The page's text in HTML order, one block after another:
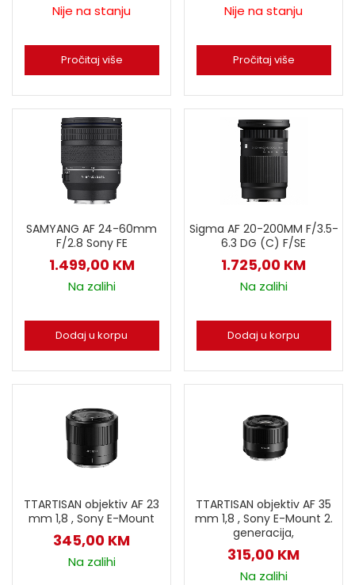
Nije na stanju
Pročitaj više
Nije na stanju
Pročitaj više
SAMYANG AF 24-60mm
F/2.8 Sony FE
1.499,00 KM
Na zalihi
Dodaj u korpu
Sigma AF 20-200MM F/3.5-
6.3 DG (C) F/SE
1.725,00 KM
Na zalihi
Dodaj u korpu
TTARTISAN objektiv AF 23
mm 1,8 , Sony E-Mount
345,00 KM
Na zalihi
TTARTISAN objektiv AF 35
mm 1,8 , Sony E-Mount 2.
generacija,
315,00 KM
Na zalihi